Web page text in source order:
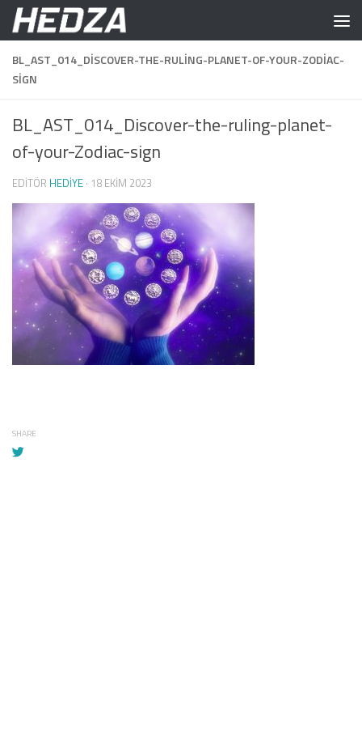
Skip to content
BL_AST_014_DISCOVER-THE-RULING-PLANET-OF-YOUR-ZODIAC-
SIGN
BL_AST_014_Discover-the-ruling-planet-
of-your-Zodiac-sign
EDITÖR HEDIYE · 18 EKIM 2023
SHARE